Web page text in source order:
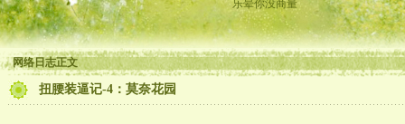
乐晕你没商量
网络日志正文
扭腰装逼记-4：莫奈花园